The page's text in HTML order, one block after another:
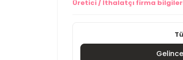
Üretici / İthalatçı firma bilgileri